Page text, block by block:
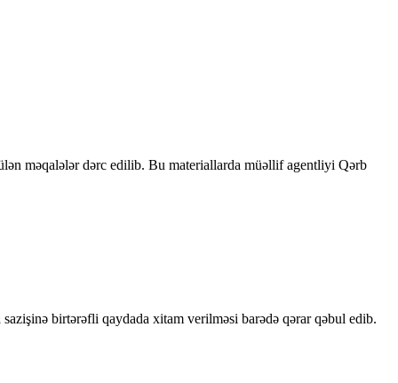
məqalələr dərc edilib. Bu materiallarda müəllif agentliyi Qərb
birtərəfli qaydada xitam verilməsi barədə qərar qəbul edib.